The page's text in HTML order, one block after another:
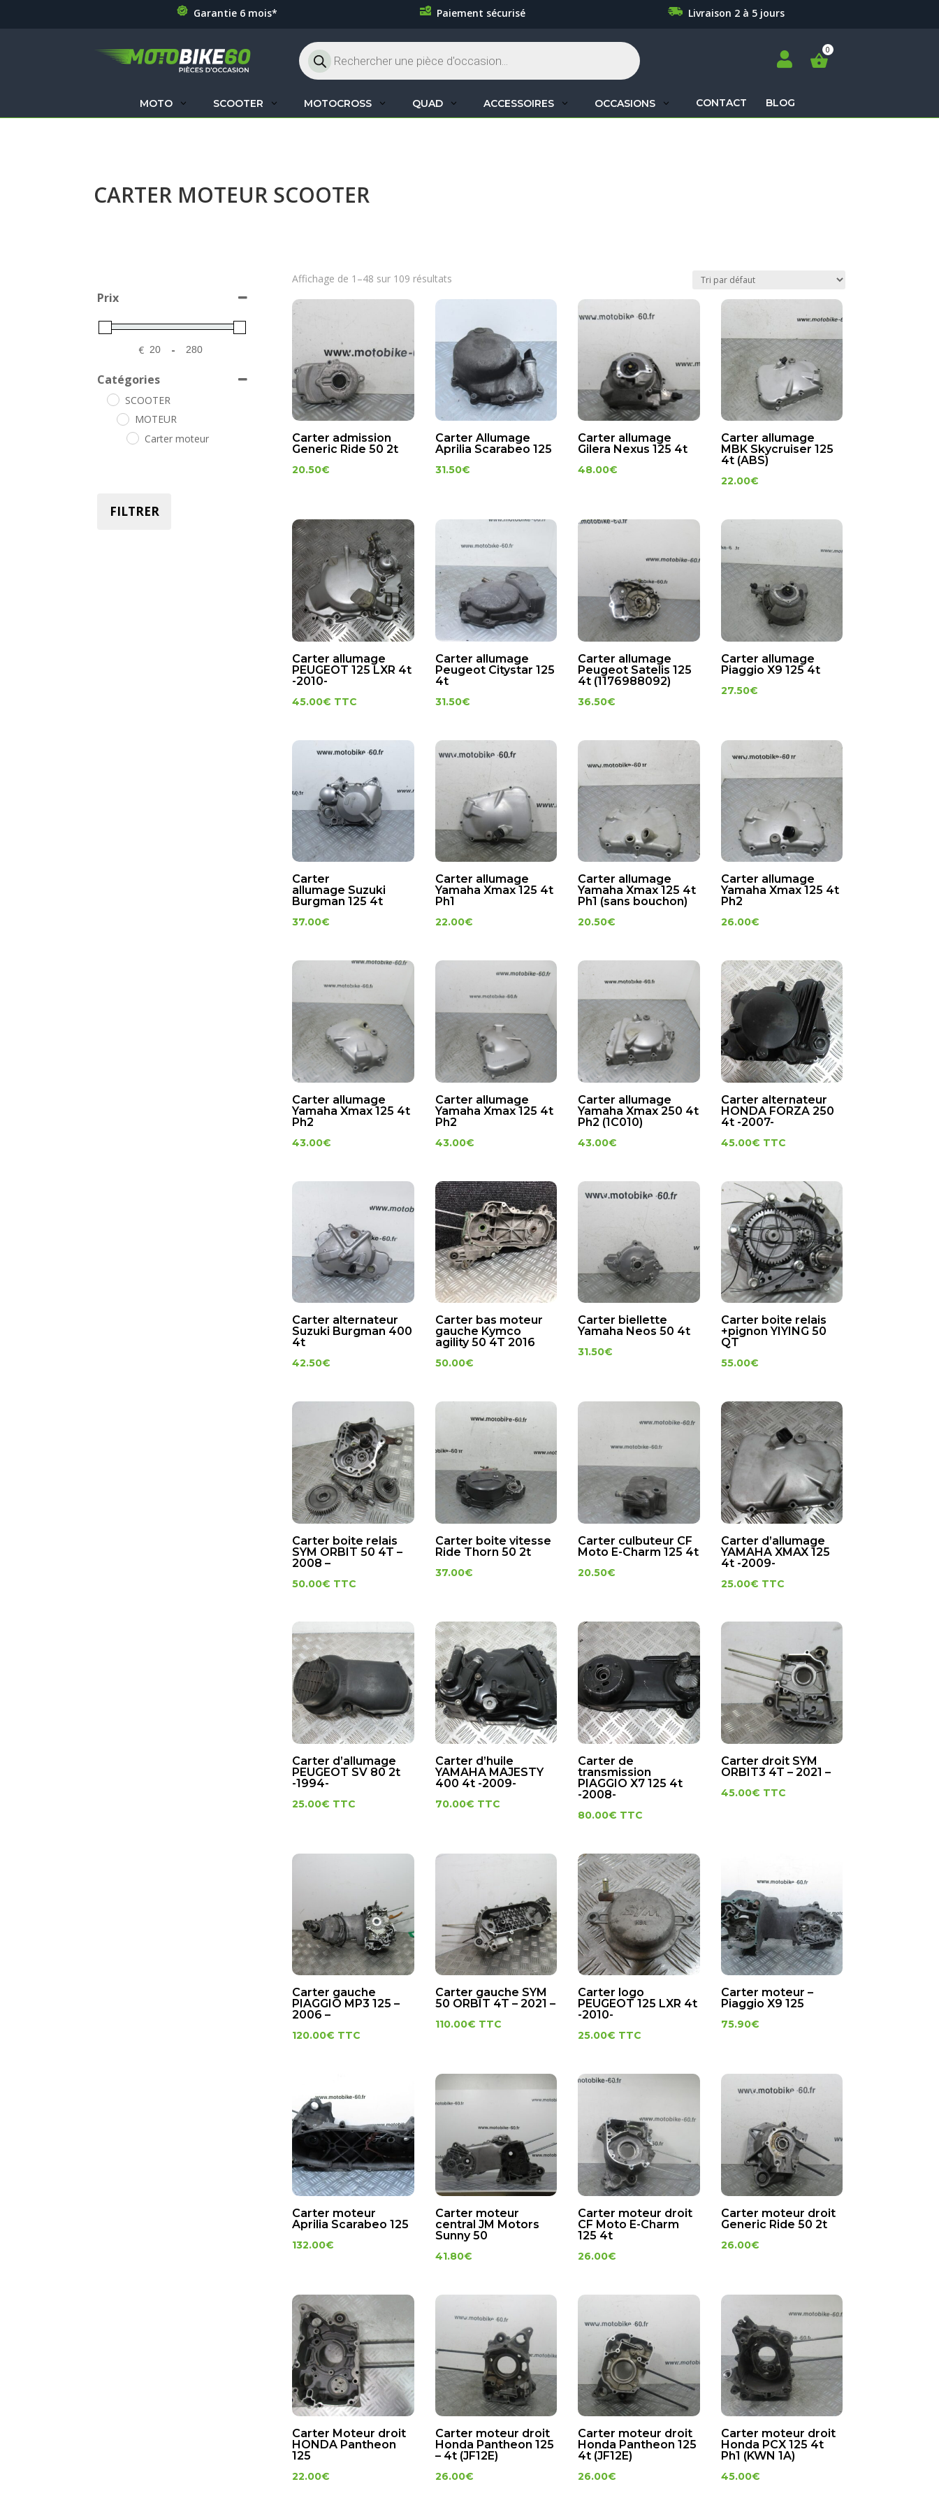
Garantie 6 mois* Paiement sécurisé Livraison 2 à 5 jours
Recherche
de
produits

MOTO SCOOTER MOTOCROSS QUAD ACCESSOIRES OCCASIONS CONTACT BLOG
CARTER MOTEUR SCOOTER
Prix
€
Minimum Price
-
Maximum Price
Catégories
SCOOTER
MOTEUR
Carter moteur
FILTRER
Affichage de 1–48 sur 109 résultats
Carter admission
Generic Ride 50 2t
20.50€
Carter Allumage
Aprilia Scarabeo 125
31.50€
Carter allumage
Gilera Nexus 125 4t
48.00€
Carter allumage
MBK Skycruiser 125
4t (ABS)
22.00€
Carter allumage
PEUGEOT 125 LXR 4t
-2010-
45.00€ TTC
Carter allumage
Peugeot Citystar 125
4t
31.50€
Carter allumage
Peugeot Satelis 125
4t (1176988092)
36.50€
Carter allumage
Piaggio X9 125 4t
27.50€
Carter
allumage Suzuki
Burgman 125 4t
37.00€
Carter allumage
Yamaha Xmax 125 4t
Ph1
22.00€
Carter allumage
Yamaha Xmax 125 4t
Ph1 (sans bouchon)
20.50€
Carter allumage
Yamaha Xmax 125 4t
Ph2
26.00€
Carter allumage
Yamaha Xmax 125 4t
Ph2
43.00€
Carter allumage
Yamaha Xmax 125 4t
Ph2
43.00€
Carter allumage
Yamaha Xmax 250 4t
Ph2 (1C010)
43.00€
Carter alternateur
HONDA FORZA 250
4t -2007-
45.00€ TTC
Carter alternateur
Suzuki Burgman 400
4t
42.50€
Carter bas moteur
gauche Kymco
agility 50 4T 2016
50.00€
Carter biellette
Yamaha Neos 50 4t
31.50€
Carter boite relais
+pignon YIYING 50
QT
55.00€
Carter boite relais
SYM ORBIT 50 4T –
2008 –
50.00€ TTC
Carter boite vitesse
Ride Thorn 50 2t
37.00€
Carter culbuteur CF
Moto E-Charm 125 4t
20.50€
Carter d’allumage
YAMAHA XMAX 125
4t -2009-
25.00€ TTC
Carter d’allumage
PEUGEOT SV 80 2t
-1994-
25.00€ TTC
Carter d’huile
YAMAHA MAJESTY
400 4t -2009-
70.00€ TTC
Carter de
transmission
PIAGGIO X7 125 4t
-2008-
80.00€ TTC
Carter droit SYM
ORBIT3 4T – 2021 –
45.00€ TTC
Carter gauche
PIAGGIO MP3 125 –
2006 –
120.00€ TTC
Carter gauche SYM
50 ORBIT 4T – 2021 –
110.00€ TTC
Carter logo
PEUGEOT 125 LXR 4t
-2010-
25.00€ TTC
Carter moteur –
Piaggio X9 125
75.90€
Carter moteur
Aprilia Scarabeo 125
132.00€
Carter moteur
central JM Motors
Sunny 50
41.80€
Carter moteur droit
CF Moto E-Charm
125 4t
26.00€
Carter moteur droit
Generic Ride 50 2t
26.00€
Carter Moteur droit
HONDA Pantheon
125
22.00€
Carter moteur droit
Honda Pantheon 125
– 4t (JF12E)
26.00€
Carter moteur droit
Honda Pantheon 125
4t (JF12E)
26.00€
Carter moteur droit
Honda PCX 125 4t
Ph1 (KWN 1A)
45.00€